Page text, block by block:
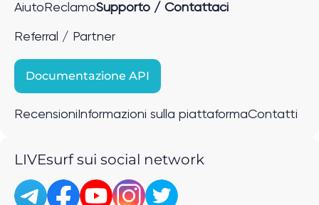
Aiuto ReclamoSupporto / Contattaci
Referral / Partner
Documentazione API
Recensioni Informazioni sulla piattaformaContatti
LIVEsurf sui social network